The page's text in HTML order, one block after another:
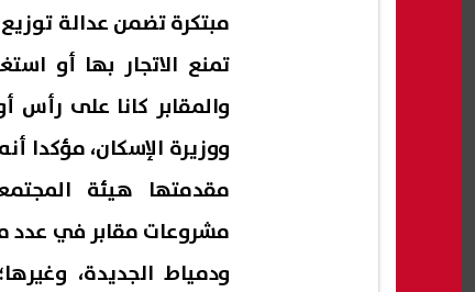
مبتكرة تضمن عدالة
تمنع الاتجار بها أو
والمقابر كانا على رأس
ووزيرة الإسكان، مؤكدا
مقدمتها هيئة
مشروعات مقابر في عدد
ودمياط الجديدة،